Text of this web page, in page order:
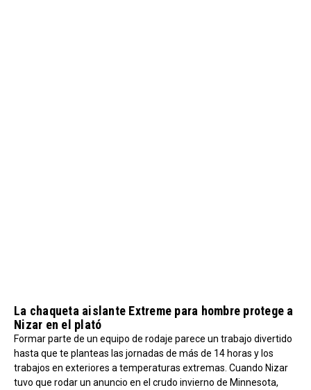
La chaqueta aislante Extreme para hombre protege a
Nizar en el plató
Formar parte de un equipo de rodaje parece un trabajo divertido
hasta que te planteas las jornadas de más de 14 horas y los
trabajos en exteriores a temperaturas extremas. Cuando Nizar
tuvo que rodar un anuncio en el crudo invierno de Minnesota,